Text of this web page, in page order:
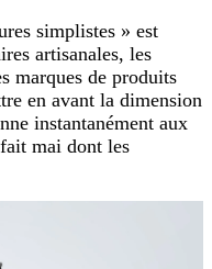
simplistes » est
artisanales, les
marques de produits
en avant la dimension
instantanément aux
mai dont les